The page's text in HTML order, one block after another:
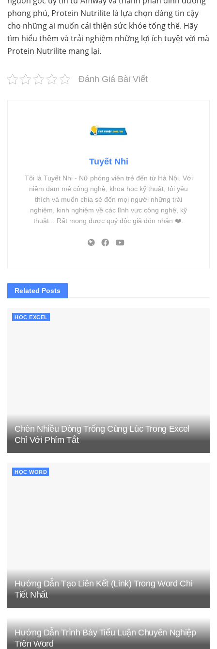
phong phú, Protein Nutrilite là lựa chọn đáng tin cậy
cho những ai muốn cải thiện sức khỏe tổng thể. Hãy
tìm hiểu thêm và trải nghiệm những lợi ích tuyệt vời mà
Protein Nutrilite mang lại.
Đánh Giá Bài Viết
Tuyết Nhi
Tôi là Tuyết Nhi - Nữ phóng viên trẻ đến từ Hà Nội. Với
niềm đam mê công nghệ, khoa học kỹ thuật, tôi yêu
thích và muốn chia sẻ đến mọi người những trải
nghiệm, kinh nghiệm về các lĩnh vực công nghệ, kỹ
thuật... Rất mong được quý độc giả đón nhận ❤️.
Related Posts
HỌC EXCEL
Chèn Nhiều Dòng Trống Cùng Lúc Trong Excel
Chỉ Với Phím Tắt
HỌC WORD
Hướng Dẫn Tạo Liên Kết (Link) Trong Word Chi
Tiết Nhất
Hướng Dẫn Trình Bày Tiểu Luận Chuyên Nghiệp
Trên Word